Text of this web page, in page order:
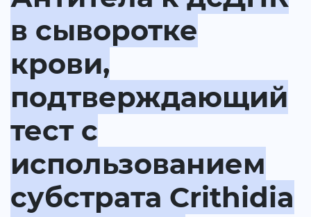
в сыворотке
крови,
подтверждающий
тест с
использованием
субстрата Crithidia